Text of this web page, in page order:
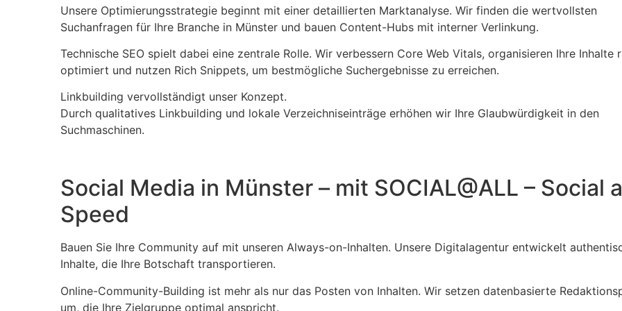
Unsere Optimierungsstrategie beginnt mit einer detaillierten Marktanalyse. Wir finden die wertvollsten
Suchanfragen für Ihre Branche in Münster und bauen Content-Hubs mit interner Verlinkung.
Technische SEO spielt dabei eine zentrale Rolle. Wir verbessern Core Web Vitals, organisieren Ihre Inhalte
optimiert und nutzen Rich Snippets, um bestmögliche Suchergebnisse zu erreichen.
Linkbuilding vervollständigt unser Konzept.
Durch qualitatives Linkbuilding und lokale Verzeichniseinträge erhöhen wir Ihre Glaubwürdigkeit in den
Suchmaschinen.
Social Media in Münster – mit SOCIAL@ALL – Social
Speed
Bauen Sie Ihre Community auf mit unseren Always-on-Inhalten. Unsere Digitalagentur entwickelt
Inhalte, die Ihre Botschaft transportieren.
Online-Community-Building ist mehr als nur das Posten von Inhalten. Wir setzen datenbasierte
um, die Ihre Zielgruppe optimal anspricht.